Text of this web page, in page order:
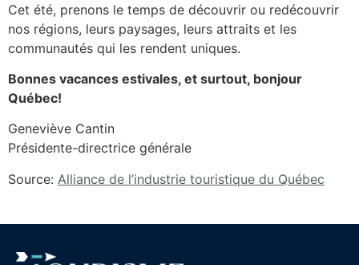
Cet été, prenons le temps de découvrir ou redécouvrir
nos régions, leurs paysages, leurs attraits et les
communautés qui les rendent uniques.
Bonnes vacances estivales, et surtout, bonjour
Québec!
Geneviève Cantin
Présidente-directrice générale
Source: Alliance de l’industrie touristique du Québec